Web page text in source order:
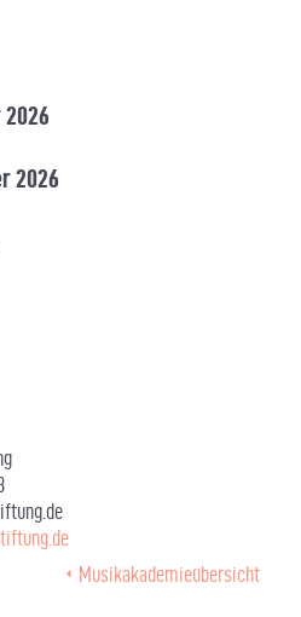
2026
Musikakademieübersicht